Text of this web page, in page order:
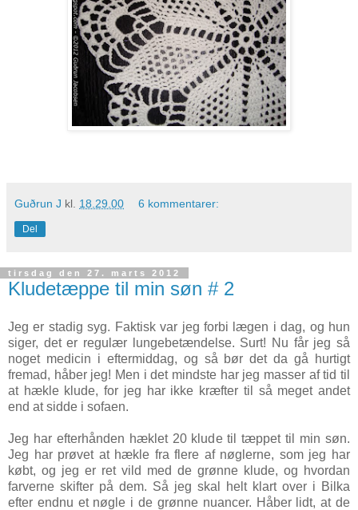
Guðrun J kl. 18.29.00 6 kommentarer:
Del
tirsdag den 27. marts 2012
Kludetæppe til min søn # 2
Jeg er stadig syg. Faktisk var jeg forbi lægen i dag, og hun
siger, det er regulær lungebetændelse. Surt! Nu får jeg så
noget medicin i eftermiddag, og så bør det da gå hurtigt
fremad, håber jeg! Men i det mindste har jeg masser af tid til
at hækle klude, for jeg har ikke kræfter til så meget andet
end at sidde i sofaen.
Jeg har efterhånden hæklet 20 klude til tæppet til min søn.
Jeg har prøvet at hækle fra flere af nøglerne, som jeg har
købt, og jeg er ret vild med de grønne klude, og hvordan
farverne skifter på dem. Så jeg skal helt klart over i Bilka
efter endnu et nøgle i de grønne nuancer. Håber lidt, at de